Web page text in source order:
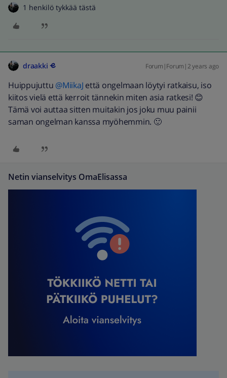
1 henkilö tykkää tästä
draakki Forum|Forum|2 years ago
Huippujuttu @MiikaJ että ongelmaan löytyi ratkaisu, iso
kiitos vielä että kerroit tännekin miten asia ratkesi! 😊
Tämä voi auttaa sitten muitakin jos joku muu painii
saman ongelman kanssa myöhemmin. 🙂
Netin vianselvitys OmaElisassa